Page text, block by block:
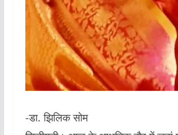
-डा. झिलिक सोम